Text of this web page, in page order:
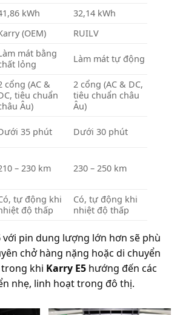
kWh
32,14 kWh
(OEM)
RUILV
mát bằng
lỏng
Làm mát tự động
cổng (AC &
tiêu chuẩn
Âu)
2 cổng (AC & DC,
tiêu chuẩn châu
Âu)
35 phút Dưới 30 phút
– 230 km 230 – 250 km
tự động khi
độ thấp
Có, tự động khi
nhiệt độ thấp
với pin dung lượng lớn hơn sẽ phù
chở hàng nặng hoặc di chuyển
khi Karry E5 hướng đến các
nhẹ, linh hoạt trong đô thị.